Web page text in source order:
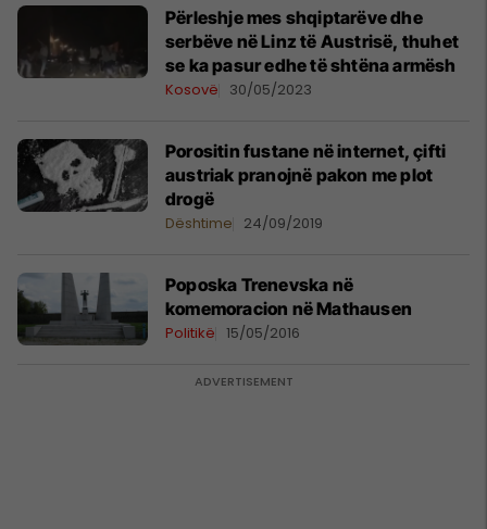
Përleshje mes shqiptarëve dhe
serbëve në Linz të Austrisë, thuhet
se ka pasur edhe të shtëna armësh
Kosovë 30/05/2023
Porositin fustane në internet, çifti
austriak pranojnë pakon me plot
drogë
Dështime 24/09/2019
Poposka Trenevska në
komemoracion në Mathausen
Politikë 15/05/2016